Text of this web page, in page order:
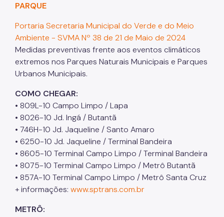
PARQUE
Portaria Secretaria Municipal do Verde e do Meio
Ambiente - SVMA Nº 38 de 21 de Maio de 2024
Medidas preventivas frente aos eventos climáticos
extremos nos Parques Naturais Municipais e Parques
Urbanos Municipais.
COMO CHEGAR:
• 809L-10 Campo Limpo / Lapa
• 8026-10 Jd. Ingá / Butantã
• 746H-10 Jd. Jaqueline / Santo Amaro
• 6250-10 Jd. Jaqueline / Terminal Bandeira
• 8605-10 Terminal Campo Limpo / Terminal Bandeira
• 8075-10 Terminal Campo Limpo / Metrô Butantã
• 857A-10 Terminal Campo Limpo / Metrô Santa Cruz
+ informações: www.sptrans.com.br
METRÔ: